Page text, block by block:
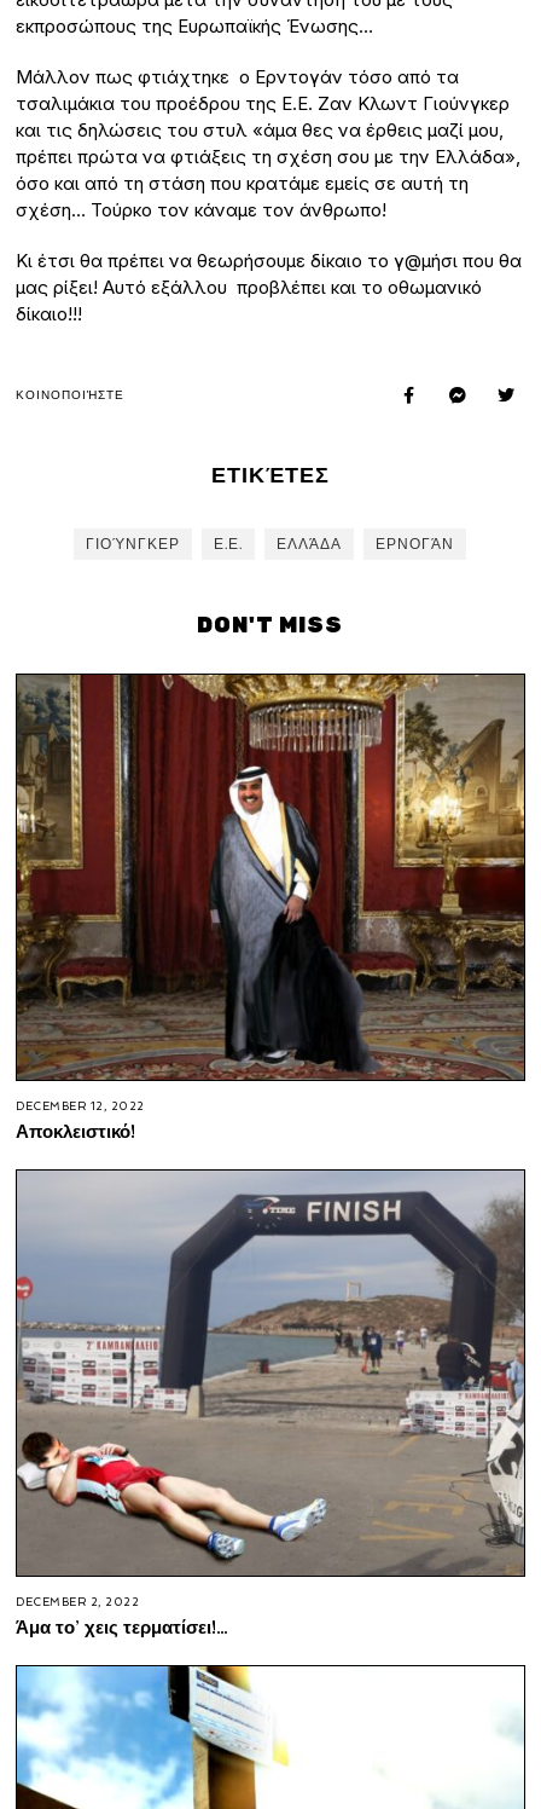
εκπροσώπους της Ευρωπαϊκής Ένωσης…
Μάλλον πως φτιάχτηκε ο Ερντογάν τόσο από τα
τσαλιμάκια του προέδρου της Ε.Ε. Ζαν Κλωντ Γιούνγκερ
και τις δηλώσεις του στυλ «άμα θες να έρθεις μαζί μου,
πρέπει πρώτα να φτιάξεις τη σχέση σου με την Ελλάδα»,
όσο και από τη στάση που κρατάμε εμείς σε αυτή τη
σχέση… Τούρκο τον κάναμε τον άνθρωπο!
Κι έτσι θα πρέπει να θεωρήσουμε δίκαιο το γ@μήσι που θα
μας ρίξει! Αυτό εξάλλου προβλέπει και το οθωμανικό
δίκαιο!!!
ΚΟΙΝΟΠΟΙΉΣΤΕ
ΕΤΙΚΈΤΕΣ
ΓΙΟΎΝΓΚΕΡ Ε.Ε. ΕΛΛΆΔΑ ΕΡΝΟΓΆΝ
DON'T MISS
DECEMBER 12, 2022
Αποκλειστικό!
DECEMBER 2, 2022
Άμα το’ χεις τερματίσει!…